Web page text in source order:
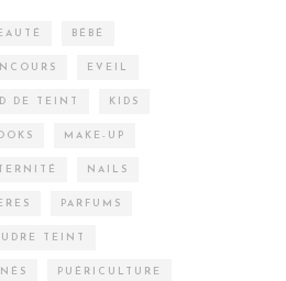
BÉBÉ
EVEIL
DE TEINT KIDS
MAKE-UP
NAILS
PARFUMS
TEINT
PUÉRICULTURE